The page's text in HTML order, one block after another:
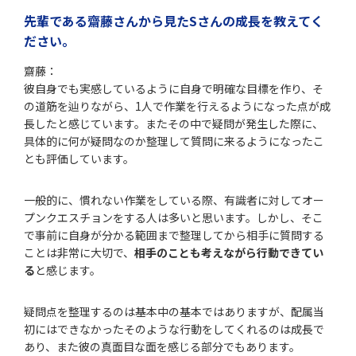
先輩である齋藤さんから見たSさんの成長を教えてく
ださい。
齋藤：
彼自身でも実感しているように自身で明確な目標を作り、そ
の道筋を辿りながら、1人で作業を行えるようになった点が成
長したと感じています。またその中で疑問が発生した際に、
具体的に何が疑問なのか整理して質問に来るようになったこ
とも評価しています。
一般的に、慣れない作業をしている際、有識者に対してオー
プンクエスチョンをする人は多いと思います。しかし、そこ
で事前に自身が分かる範囲まで整理してから相手に質問する
ことは非常に大切で、 相手のことも考えながら行動できてい
ると感じます。
疑問点を整理するのは基本中の基本ではありますが、配属当
初にはできなかったそのような行動をしてくれるのは成長で
あり、また彼の真面目な面を感じる部分でもあります。